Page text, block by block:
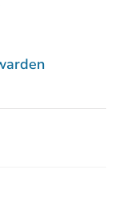
via X -
nieuwsbericht via
nieuwsbericht
dit